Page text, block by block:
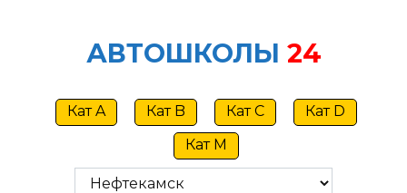
АВТОШКОЛЫ 24
Кат A Кат B Кат C
Кат D
Кат M